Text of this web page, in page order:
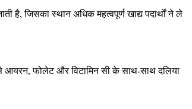
है, जिसका स्थान अधिक महत्वपूर्ण खाद्य पदार्थों ने ले
से आयरन, फोलेट और विटामिन सी के साथ-साथ दलिया